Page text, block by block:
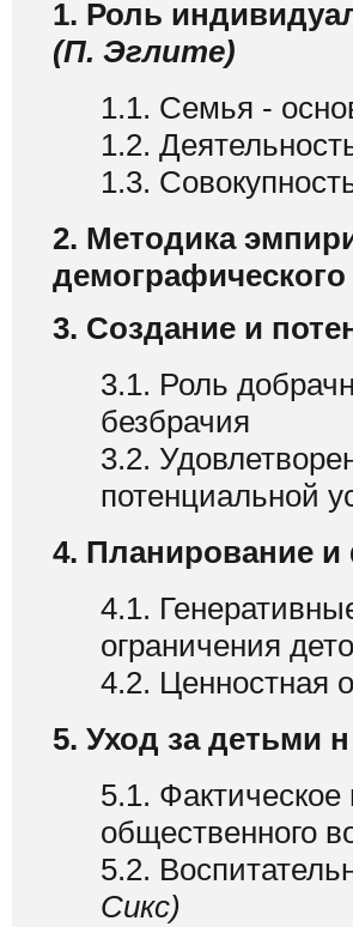
1. Роль
(П. Эглите)
1.1. Семья -
1.2.
1.3.
2. Методика
3. Создание и
3.1. Роль
безбрачия
3.2.
потенциальной
4. Планирование
4.1.
ограничения
4.2. Ценностная
5. Уход за детьми
5.1.
общественного
5.2.
Сикс)